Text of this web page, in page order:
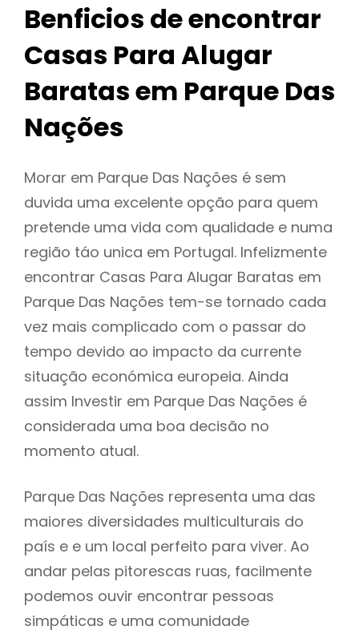
Benficios de encontrar
Casas Para Alugar
Baratas em Parque Das
Nações
Morar em Parque Das Nações é sem
duvida uma excelente opção para quem
pretende uma vida com qualidade e numa
região táo unica em Portugal. Infelizmente
encontrar Casas Para Alugar Baratas em
Parque Das Nações tem-se tornado cada
vez mais complicado com o passar do
tempo devido ao impacto da currente
situação económica europeia. Ainda
assim Investir em Parque Das Nações é
considerada uma boa decisão no
momento atual.
Parque Das Nações representa uma das
maiores diversidades multiculturais do
país e e um local perfeito para viver. Ao
andar pelas pitorescas ruas, facilmente
podemos ouvir encontrar pessoas
simpáticas e uma comunidade